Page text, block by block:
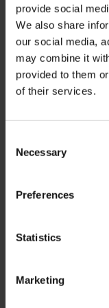
provide social
We also share
our social media,
may combine it
provided to them
of their services.
Selection
Necessary
Preferences
Statistics
Marketing
voorkomen van
hout
Houten meubels
kunnen genieten.
effecten van
impregneermiddel
verkleuring en zorgt